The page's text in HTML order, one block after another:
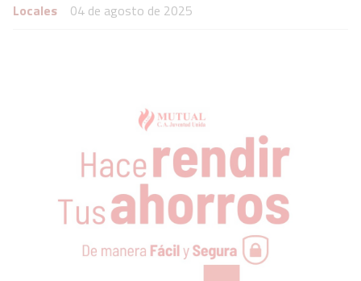
Locales
04 de agosto de 2025